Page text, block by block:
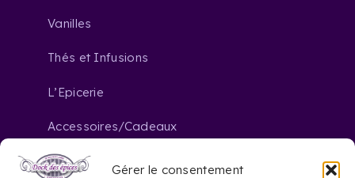
Gérer le consentement
Vanilles
Thés et Infusions
L’Epicerie
Accessoires/Cadeaux